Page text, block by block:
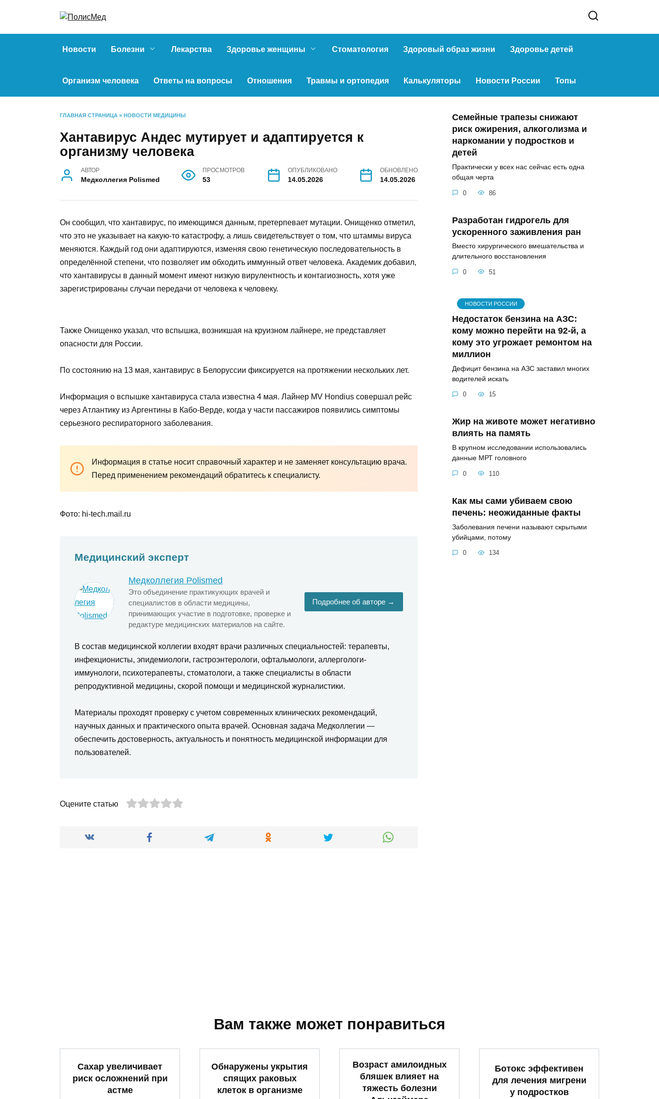
Новости Болезни Лекарства Здоровье женщины Стоматология Здоровый образ жизни Здоровье детей
Организм человека Ответы на вопросы Отношения Травмы и ортопедия Калькуляторы Новости России Топы
ГЛАВНАЯ СТРАНИЦА » НОВОСТИ МЕДИЦИНЫ
Хантавирус Андес мутирует и адаптируется к
организму человека
АВТОР
Медколлегия Polismed
ПРОСМОТРОВ
53
ОПУБЛИКОВАНО
14.05.2026
ОБНОВЛЕНО
14.05.2026
Он сообщил, что хантавирус, по имеющимся данным, претерпевает мутации. Онищенко отметил,
что это не указывает на какую-то катастрофу, а лишь свидетельствует о том, что штаммы вируса
меняются. Каждый год они адаптируются, изменяя свою генетическую последовательность в
определённой степени, что позволяет им обходить иммунный ответ человека. Академик добавил,
что хантавирусы в данный момент имеют низкую вирулентность и контагиозность, хотя уже
зарегистрированы случаи передачи от человека к человеку.
Также Онищенко указал, что вспышка, возникшая на круизном лайнере, не представляет
опасности для России.
По состоянию на 13 мая, хантавирус в Белоруссии фиксируется на протяжении нескольких лет.
Информация о вспышке хантавируса стала известна 4 мая. Лайнер MV Hondius совершал рейс
через Атлантику из Аргентины в Кабо-Верде, когда у части пассажиров появились симптомы
серьезного респираторного заболевания.
Информация в статье носит справочный характер и не заменяет консультацию врача.
Перед применением рекомендаций обратитесь к специалисту.
Фото: hi-tech.mail.ru
Медицинский эксперт
Медколлегия Polismed
Это объединение практикующих врачей и
специалистов в области медицины,
принимающих участие в подготовке, проверке и
редактуре медицинских материалов на сайте.
Подробнее об авторе →
В состав медицинской коллегии входят врачи различных специальностей: терапевты,
инфекционисты, эпидемиологи, гастроэнтерологи, офтальмологи, аллергологи-
иммунологи, психотерапевты, стоматологи, а также специалисты в области
репродуктивной медицины, скорой помощи и медицинской журналистики.
Материалы проходят проверку с учетом современных клинических рекомендаций,
научных данных и практического опыта врачей. Основная задача Медколлегии —
обеспечить достоверность, актуальность и понятность медицинской информации для
пользователей.
Оцените статью
Семейные трапезы снижают
риск ожирения, алкоголизма и
наркомании у подростков и
детей
Практически у всех нас сейчас есть одна
общая черта
0 86
Разработан гидрогель для
ускоренного заживления ран
Вместо хирургического вмешательства и
длительного восстановления
0 51
НОВОСТИ РОССИИ
Недостаток бензина на АЗС:
кому можно перейти на 92-й, а
кому это угрожает ремонтом на
миллион
Дефицит бензина на АЗС заставил многих
водителей искать
0 15
Жир на животе может негативно
влиять на память
В крупном исследовании использовались
данные МРТ головного
0 110
Как мы сами убиваем свою
печень: неожиданные факты
Заболевания печени называют скрытыми
убийцами, потому
0 134
Вам также может понравиться
Сахар увеличивает
риск осложнений при
астме
Обнаружены укрытия
спящих раковых
клеток в организме
Возраст амилоидных
бляшек влияет на
тяжесть болезни
Ботокс эффективен
для лечения мигрени
у подростков